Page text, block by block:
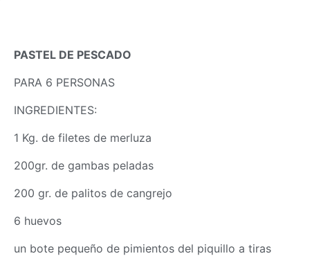
PASTEL DE PESCADO
PARA 6 PERSONAS
INGREDIENTES:
1 Kg. de filetes de merluza
200gr. de gambas peladas
200 gr. de palitos de cangrejo
6 huevos
un bote pequeño de pimientos del piquillo a tiras